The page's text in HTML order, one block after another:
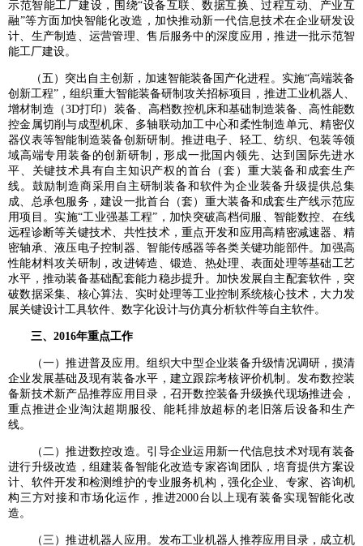
示范智能工厂建设，围绕“设备互联、数据互换、过程互动、产业互
融”等方面加快智能化改造，加快推动新一代信息技术在企业研发设
计、生产制造、运营管理、售后服务中的深度应用，推进一批示范智
能工厂建设。
（五）突出自主创新，加速智能装备国产化进程。实施“高端装备
创新工程”，组织重大智能装备研制攻关招标项目，推进工业机器人、
增材制造（3D打印）装备、高档数控机床和基础制造装备、高性能数
控金属切削与成型机床、多轴联动加工中心和柔性制造单元、精密仪
器仪表等智能制造装备创新研制。推进电子、轻工、纺织、包装等领
域高端专用装备的创新研制，形成一批国内领先、达到国际先进水
平、关键技术具有自主知识产权的首台（套）重大装备和成套生产
线。鼓励制造商采用自主研制装备和软件为企业装备升级提供总集
成、总承包服务，建设一批首台（套）重大装备和成套生产线示范应
用项目。实施“工业强基工程”，加快突破高档伺服、智能数控、在线
远程诊断等关键技术、共性技术，重点开发和应用高精密减速器、精
密轴承、液压电子控制器、智能传感器等各类关键功能部件。加强高
性能材料攻关研制，改进铸造、锻造、热处理、表面处理等基础工艺
水平，推动装备基础配套能力稳步提升。加快发展自主配套软件，突
破数据采集、核心算法、实时处理等工业控制系统核心技术，大力发
展关键设计工具软件、数字化设计与仿真分析软件等自主软件。
三、2016年重点工作
（一）推进普及应用。组织大中型企业装备升级情况调研，摸清
企业发展基础及现有装备水平，建立跟踪考核评价机制。发布数控装
备新技术新产品推荐应用目录，召开数控装备升级换代现场推进会，
重点推进企业淘汰超期服役、能耗排放超标的老旧落后设备和生产
线。
（二）推进数控改造。引导企业运用新一代信息技术对现有装备
进行升级改造，组建装备智能化改造专家咨询团队，培育提供方案设
计、软件开发和检测维护的专业服务机构，强化企业、专家、咨询机
构三方对接和市场化运作，推进2000台以上现有装备实现智能化改
造。
（三）推进机器人应用。发布工业机器人推荐应用目录，成立机